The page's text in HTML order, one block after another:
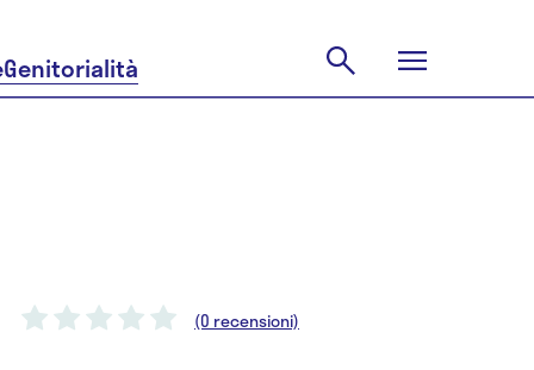
Genitorialità
(0 recensioni)